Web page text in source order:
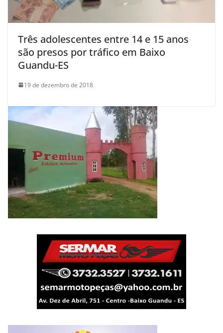
Três adolescentes entre 14 e 15 anos
são presos por tráfico em Baixo
Guandu-ES
19 de dezembro de 2018